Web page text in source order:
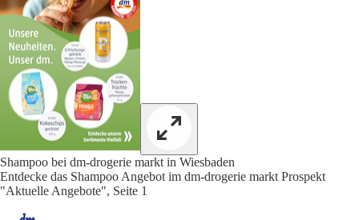
Shampoo bei dm-drogerie markt in Wiesbaden
Entdecke das Shampoo Angebot im dm-drogerie markt Prospekt
"Aktuelle Angebote", Seite 1